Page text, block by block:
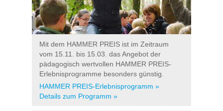
Mit dem HAMMER PREIS ist im Zeitraum
vom 15.11. bis 15.03. das Angebot der
pädagogisch wertvollen HAMMER PREIS-
Erlebnisprogramme besonders günstig.
HAMMER PREIS-Erlebnisprogramm »
Details zum Programm »